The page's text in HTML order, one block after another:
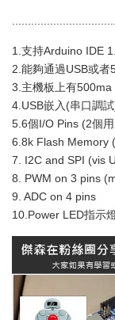
1.支持Arduino IDE
2.能夠通過USB或
3.主機板上有500ma
4.USB嵌入(串口調
5.6個I/O Pins (2個
6.8k Flash Memory
7. I2C and SPI (vis
8. PWM on 3 pins
9. ADC on 4 pins
10.Power LED指示